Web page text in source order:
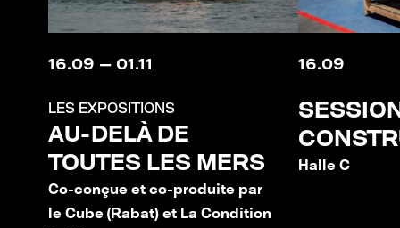
16.09 — 01.11
LES EXPOSITIONS
AU-DELÀ DE
TOUTES LES MERS
Co-conçue et co-produite par
le Cube (Rabat) et La Condition
16.09
Halle C